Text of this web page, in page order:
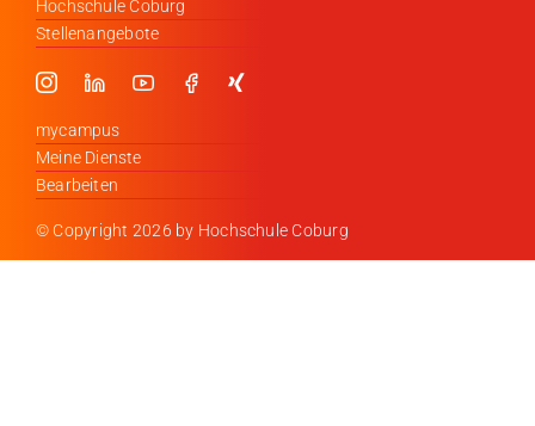
Hochschule Coburg
Stellenangebote
mycampus
Meine Dienste
Bearbeiten
© Copyright 2026 by Hochschule Coburg